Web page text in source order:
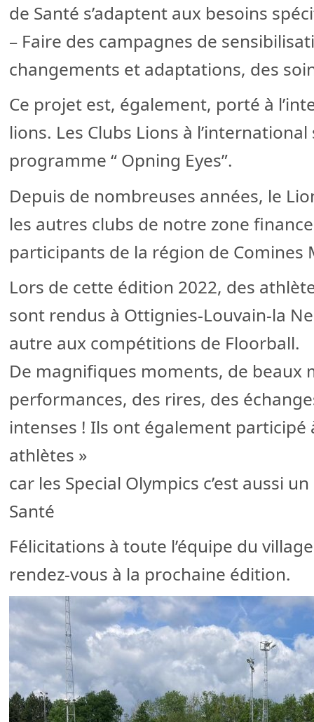
de Santé s’adaptent aux besoins
– Faire des campagnes de
changements et adaptations, des
Ce projet est, également, porté à
lions. Les Clubs Lions à
programme “ Opning Eyes”.
Depuis de nombreuses années, le
les autres clubs de notre zone
participants de la région de Comines
Lors de cette édition 2022, des
sont rendus à Ottignies-Louvain-la
autre aux compétitions de Floorball.
De magnifiques moments, de beaux
performances, des rires, des
intenses ! Ils ont également participé
athlètes »
car les Special Olympics c’est aussi
Santé
Félicitations à toute l’équipe du
rendez-vous à la prochaine édition.